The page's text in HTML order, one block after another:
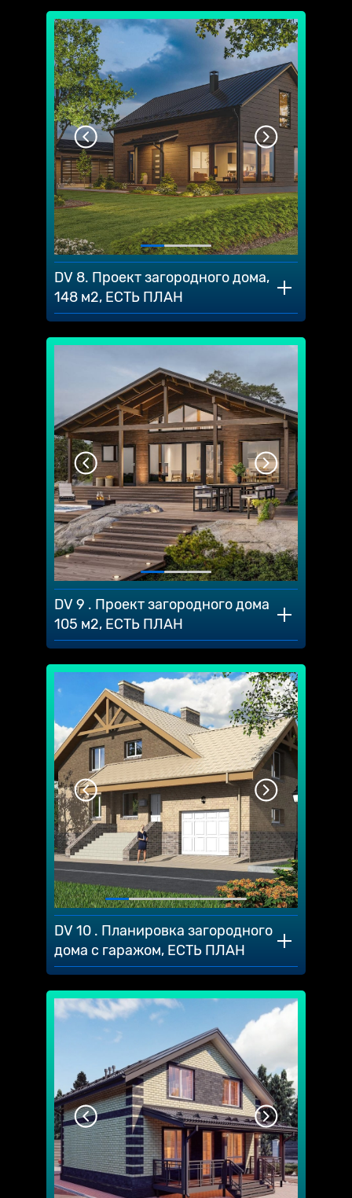
DV 8. Проект загородного дома,
148 м2, ЕСТЬ ПЛАН
DV 9 . Проект загородного дома
105 м2, ЕСТЬ ПЛАН
DV 10 . Планировка загородного
дома с гаражом, ЕСТЬ ПЛАН